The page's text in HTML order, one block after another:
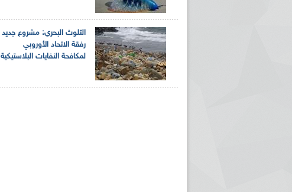
التلوث البحري: مشروع جديد
رفقة الاتحاد الأوروبي
لمكافحة النفايات البلاستيكية